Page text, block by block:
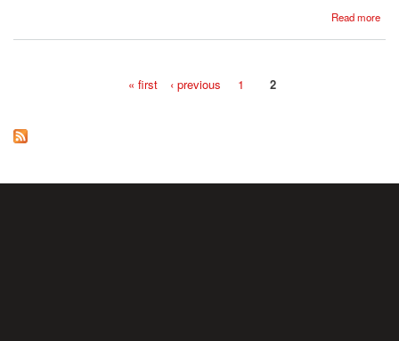
Read more
about Nail Satlıgan, Günümüz kapitalizminin pamuk ipliği: hayalî sermaye spekülasyonu
« first ‹ previous 1 2